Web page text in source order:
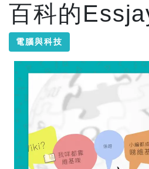
百科的
電腦與科技